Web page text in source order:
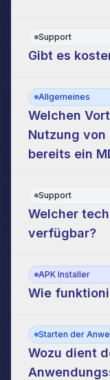
Support
Gibt es
Allgemeines
Welchen
Nutzung von
bereits ein
Support
Welcher
verfügbar?
APK Installer
Wie
Starten der
Wozu dient